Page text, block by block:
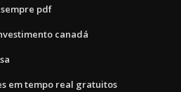
pdf
canadá
em tempo real gratuitos